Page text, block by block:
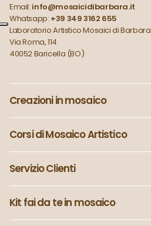
Email: info@mosaicidibarbara.it
Whatsapp: +39 349 3162 655
Laboratorio Artistico Mosaici di Barbara
Via Roma, 114
40052 Baricella (BO)
Creazioni in mosaico
Corsi di Mosaico Artistico
Servizio Clienti
Kit fai da te in mosaico